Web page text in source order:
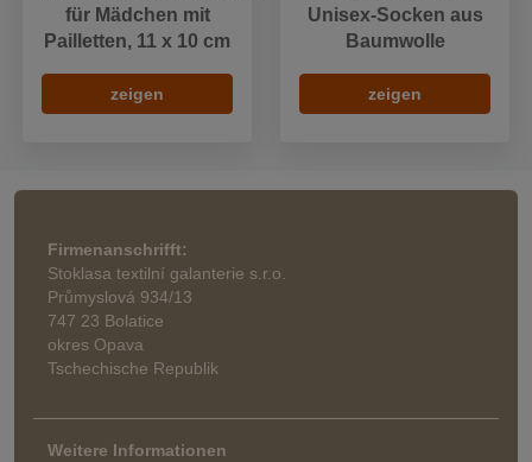
für Mädchen mit
Pailletten, 11 x 10 cm
zeigen
Unisex-Socken aus
Baumwolle
zeigen
Firmenanschrifft:
Stoklasa textilní galanterie s.r.o.
Průmyslová 934/13
747 23 Bolatice
okres Opava
Tschechische Republik
Weitere Informationen